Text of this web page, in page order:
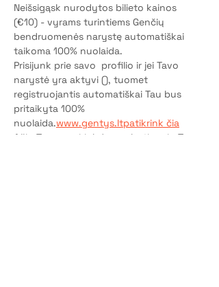
Neišsigąsk nurodytos bilieto kainos
(€10) - vyrams turintiems Genčių
bendruomenės narystę automatiškai
taikoma 100% nuolaida.
Prisijunk prie savo profilio ir jei Tavo
narystė yra aktyvi (), tuomet
registruojantis automatiškai Tau bus
pritaikyta 100%
nuolaida.www.gentys.ltpatikrink čia
Ačiū Tau - pasirinkdamas būti nariu Tu